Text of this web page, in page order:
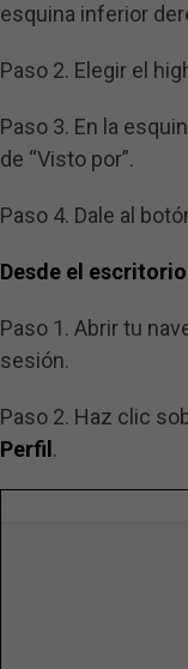
esquina inferior
Paso 2. Elegir el
Paso 3. En la
de “Visto por”.
Paso 4. Dale al
Desde el
Paso 1. Abrir tu
sesión.
Paso 2. Haz clic
Perfil .